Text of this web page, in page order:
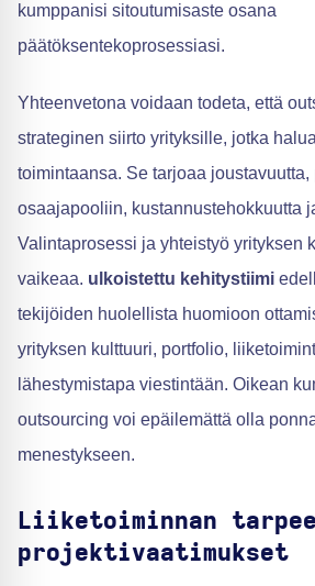
kumppanisi sitoutumisaste osana
päätöksentekoprosessiasi.
Yhteenvetona voidaan todeta, että
strateginen siirto yrityksille, jotka
toimintaansa. Se tarjoaa
osaajapooliin, kustannustehokkuutta
Valintaprosessi ja yhteistyö yrityksen
vaikeaa. ulkoistettu kehitystiimi
tekijöiden huolellista huomioon
yrityksen kulttuuri, portfolio,
lähestymistapa viestintään. Oikean
outsourcing voi epäilemättä olla
menestykseen.
Liiketoiminnan
projektivaatimukset